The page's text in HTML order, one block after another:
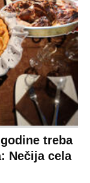
treba
Nečija cela